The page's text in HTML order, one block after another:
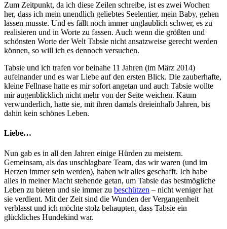
Zum Zeitpunkt, da ich diese Zeilen schreibe, ist es zwei Wochen
her, dass ich mein unendlich geliebtes Seelentier, mein Baby, gehen
lassen musste. Und es fällt noch immer unglaublich schwer, es zu
realisieren und in Worte zu fassen. Auch wenn die größten und
schönsten Worte der Welt Tabsie nicht ansatzweise gerecht werden
können, so will ich es dennoch versuchen.
Tabsie und ich trafen vor beinahe 11 Jahren (im März 2014)
aufeinander und es war Liebe auf den ersten Blick. Die zauberhafte,
kleine Fellnase hatte es mir sofort angetan und auch Tabsie wollte
mir augenblicklich nicht mehr von der Seite weichen. Kaum
verwunderlich, hatte sie, mit ihren damals dreieinhalb Jahren, bis
dahin kein schönes Leben.
Liebe…
Nun gab es in all den Jahren einige Hürden zu meistern.
Gemeinsam, als das unschlagbare Team, das wir waren (und im
Herzen immer sein werden), haben wir alles geschafft. Ich habe
alles in meiner Macht stehende getan, um Tabsie das bestmögliche
Leben zu bieten und sie immer zu beschützen – nicht weniger hat
sie verdient. Mit der Zeit sind die Wunden der Vergangenheit
verblasst und ich möchte stolz behaupten, dass Tabsie ein
glückliches Hundekind war.